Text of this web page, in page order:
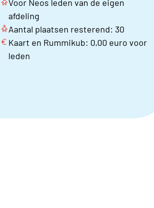
Voor Neos leden van de eigen
afdeling
Aantal plaatsen resterend: 30
Kaart en Rummikub: 0,00 euro voor
leden